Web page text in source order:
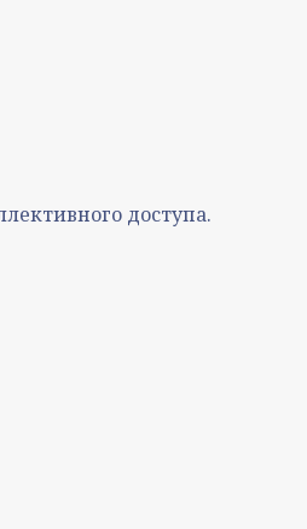
доступа.